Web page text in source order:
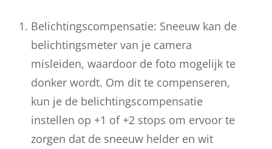
Belichtingscompensatie: Sneeuw kan de
belichtingsmeter van je camera
misleiden, waardoor de foto mogelijk te
donker wordt. Om dit te compenseren,
kun je de belichtingscompensatie
instellen op +1 of +2 stops om ervoor te
zorgen dat de sneeuw helder en wit